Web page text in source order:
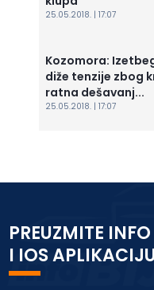
25.05.2018. | 17:07
Kozomora:
diže tenzije zbog
ratna dešavanj...
25.05.2018. | 17:07
PREUZMITE
I IOS